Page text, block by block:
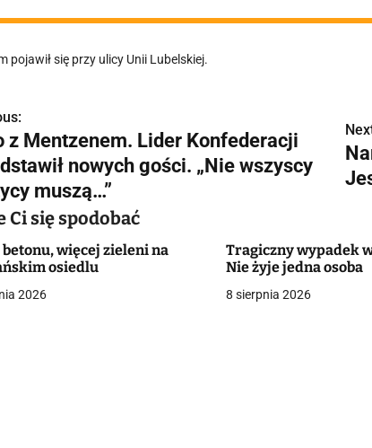
pojawił się przy ulicy Unii Lubelskiej.
z Mentzenem. Lider Konfederacji
nowych gości. „Nie wszyscy
muszą…”
Ci się spodobać
więcej zieleni na
osiedlu
2026
Tragiczny wypadek
Nie żyje jedna osoba
8 sierpnia 2026